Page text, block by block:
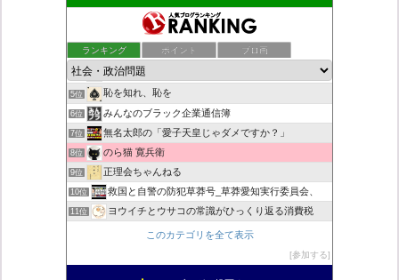
ランキング ポイント ブロ画
Everyone says I love you！
もえるあじあ
死神タカ位置サナエのオイルショックドクトリン憲法改悪計画！
4位 ダリチョコ dalichoko
5位 恥を知れ、恥を
6位 みんなのブラック企業通信簿
7位 無名太郎の「愛子天皇じゃダメですか？」
8位 のら猫 寛兵衛
9位 正理会ちゃんねる
10位 救国と自警の防犯草莽号_草莽愛知実行委員会、
11位 ヨウイチとウサコの常識がひっくり返る消費税
JRと私鉄は駅名の外国語併記の際、日本語の発音/…
このカテゴリを全て表示
参加する